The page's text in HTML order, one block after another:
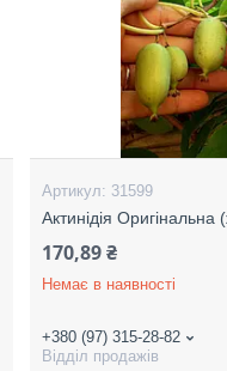
31599
Актинідія
170,89 ₴
Немає в наявності
+380 (97) 315-28-82
Відділ продажів